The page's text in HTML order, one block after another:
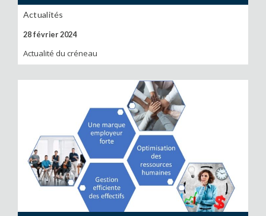
Actualités
28 février 2024
Actualité du créneau